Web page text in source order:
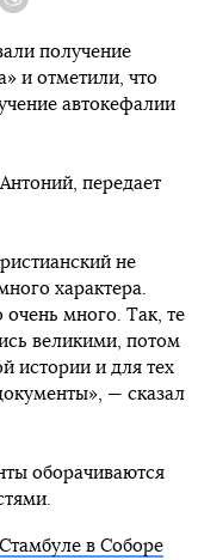
получение
и отметили, что
автокефалии
передает
не
характера.
много. Так, те
великими, потом
истории и для тех
— сказал
оборачиваются
в Соборе